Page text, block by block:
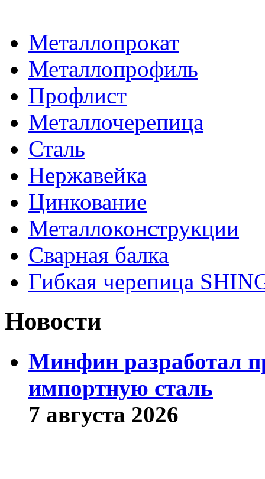
Металлопрокат
Металлопрофиль
Профлист
Металлочерепица
Сталь
Нержавейка
Цинкование
Металлоконструкции
Сварная балка
Гибкая черепица
Новости
Минфин разработал
импортную сталь
7 августа 2026